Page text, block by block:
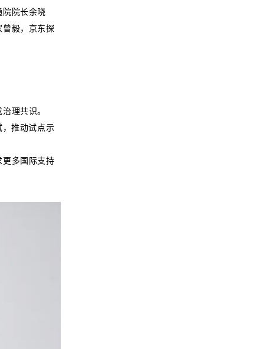
院长余晓
毅，京东探
理共识。
推动试点示
多国际支持